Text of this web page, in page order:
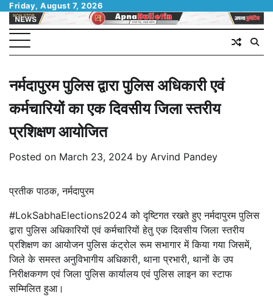
Skip
content
Friday, August 7, 2026
नर्मदापुरम पुलिस द्वारा पुलिस अधिकारी एवं
कर्मचारियों का एक दिवसीय जिला स्तरीय
प्रशिक्षण आयोजित
Posted on March 23, 2024 by Arvind Pandey
प्रतीक पाठक, नर्मदापुरम
#LokSabhaElections2024 को दृष्टिगत रखते हुए नर्मदापुरम पुलिस
द्वारा पुलिस अधिकारियों एवं कर्मचारियों हेतु एक दिवसीय जिला स्तरीय
प्रशिक्षण का आयोजन पुलिस कंट्रोल रूम सभागार में किया गया जिसमें,
जिले के समस्त अनुविभागीय अधिकारी, थाना प्रभारी, थानों के उप
निरीक्षकगण एवं जिला पुलिस कार्यालय एवं पुलिस लाइन का स्टाफ
सम्मिलित हुआ।